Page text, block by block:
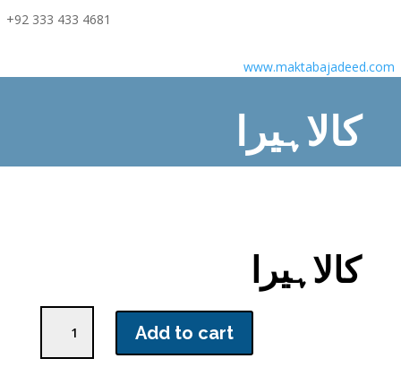
+92 333 433 4681
www.maktabajadeed.com
کالاہیرا
کالاہیرا
Add to cart